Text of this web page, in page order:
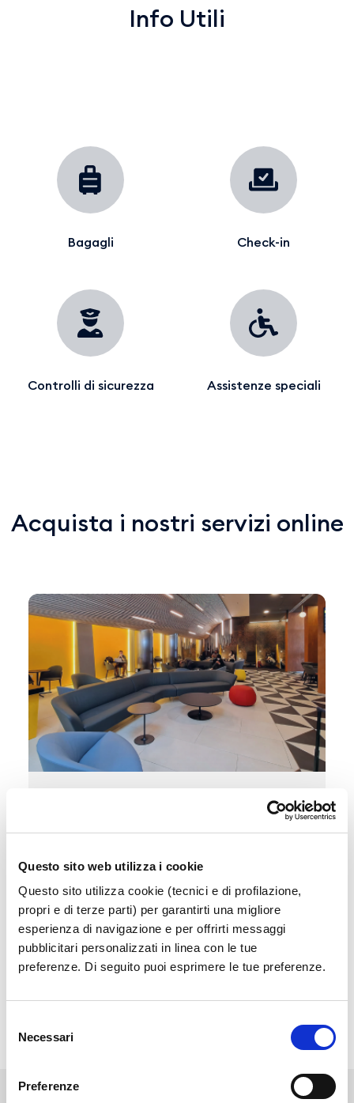
Questo sito web utilizza i cookie
Questo sito utilizza cookie (tecnici e di profilazione,
propri e di terze parti) per garantirti una migliore
esperienza di navigazione e per offrirti messaggi
pubblicitari personalizzati in linea con le tue
preferenze. Di seguito puoi esprimere le tue preferenze.
delNecessari
Preferenze
Info Utili
Bagagli Check-in
Controlli di sicurezza Assistenze speciali
Acquista i nostri servizi online
Scopri di più